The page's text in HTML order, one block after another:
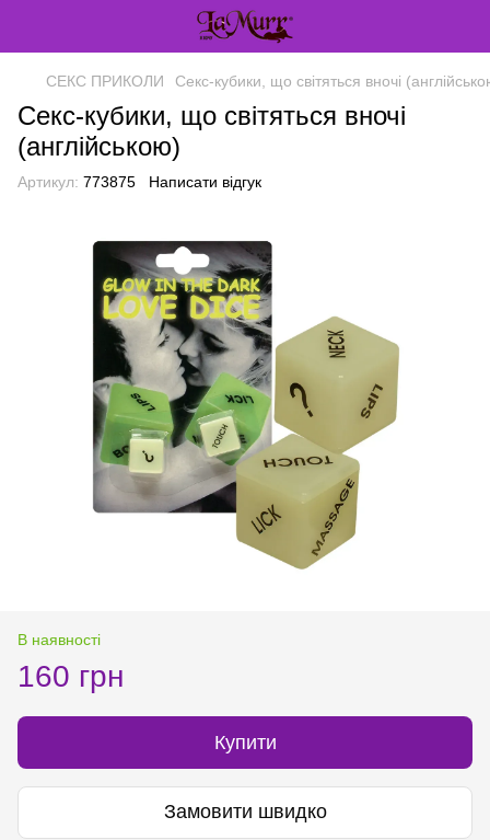
СЕКС ПРИКОЛИ Секс-кубики, що світяться вночі
Секс-кубики, що світяться вночі
(англійською)
Артикул: 773875 Написати відгук
В наявності
160 грн
Купити
Замовити швидко